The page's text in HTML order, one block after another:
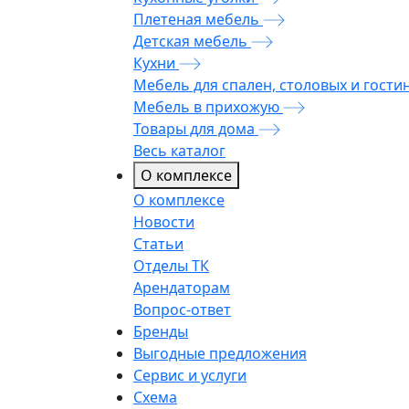
Плетеная мебель
Детская мебель
Кухни
Мебель для спален, столовых и
Мебель в прихожую
Товары для дома
Весь каталог
О комплексе
О комплексе
Новости
Статьи
Отделы ТК
Арендаторам
Вопрос-ответ
Бренды
Выгодные предложения
Сервис и услуги
Схема